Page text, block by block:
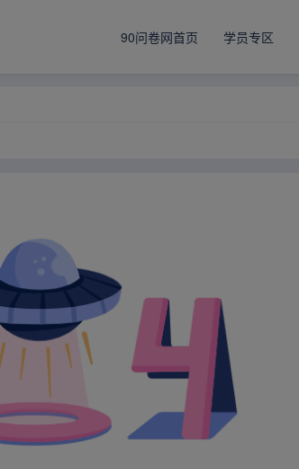
90问卷网首页 学员专区